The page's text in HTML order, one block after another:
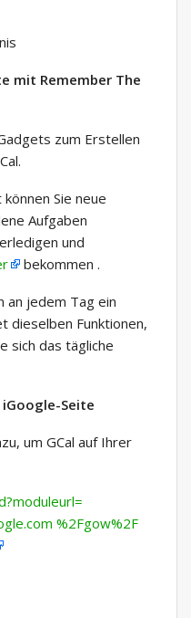
mit Remember The
zum Erstellen
Sie neue
Aufgaben
und
bekommen .
an jedem Tag ein
dieselben Funktionen,
sich das tägliche
iGoogle-Seite
um GCal auf Ihrer
%2Fgow%2F